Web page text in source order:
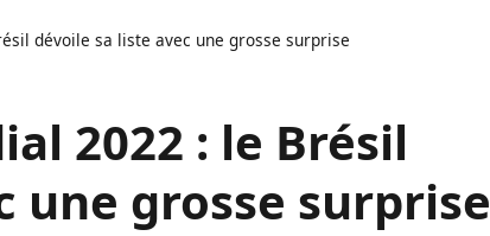
dévoile sa liste avec une grosse surprise
2022 : le Brésil
une grosse surprise